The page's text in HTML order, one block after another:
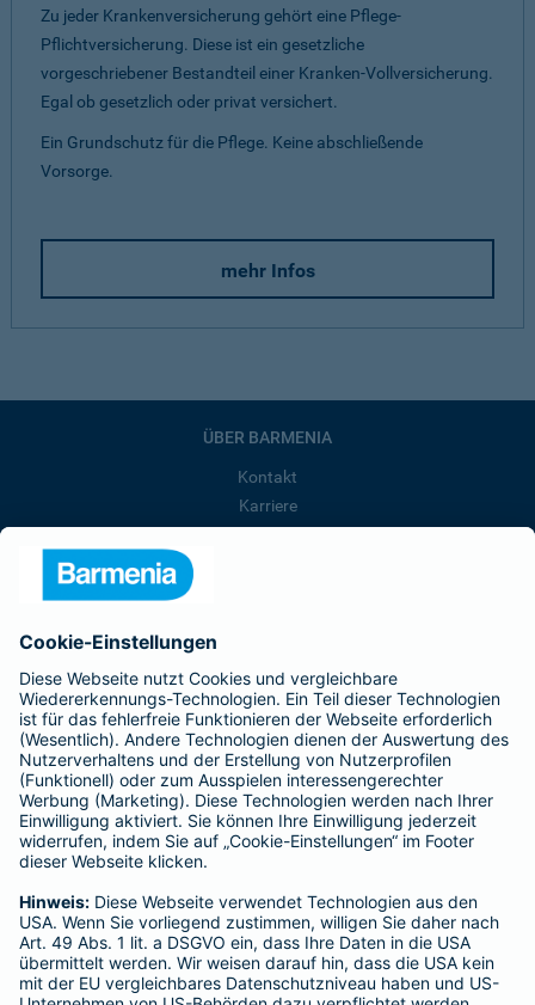
Zu jeder Krankenversicherung gehört eine Pflege-
Pflichtversicherung. Diese ist ein gesetzliche
vorgeschriebener Bestandteil einer Kranken-Vollversicherung.
Egal ob gesetzlich oder privat versichert.
Ein Grundschutz für die Pflege. Keine abschließende
Vorsorge.
mehr Infos
ÜBER BARMENIA
Kontakt
Karriere
Barmenia ist Teil der BarmeniaGothaer
BELIEBTE SEITEN
Kranken-Zusatzversicherung
Tierversicherungen
Haftpflichtversicherung
Hausratversicherung
Adresse ändern
Schaden melden
Kilometerstandsmeldung